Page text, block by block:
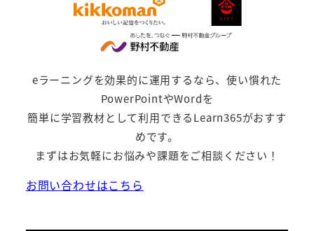
eラーニングを効果的に運用するなら、使い慣れた
PowerPointやWordを
簡単に学習教材として利用できるLearn365がおすす
めです。
まずはお気軽にお悩みや課題をご相談ください！
お問い合わせはこちら